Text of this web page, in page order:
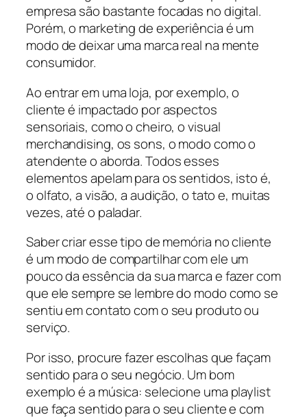
empresa são bastante focadas no digital.
Porém, o marketing de experiência é um
modo de deixar uma marca real na mente
consumidor.
Ao entrar em uma loja, por exemplo, o
cliente é impactado por aspectos
sensoriais, como o cheiro, o visual
merchandising, os sons, o modo como o
atendente o aborda. Todos esses
elementos apelam para os sentidos, isto é,
o olfato, a visão, a audição, o tato e, muitas
vezes, até o paladar.
Saber criar esse tipo de memória no cliente
é um modo de compartilhar com ele um
pouco da essência da sua marca e fazer com
que ele sempre se lembre do modo como se
sentiu em contato com o seu produto ou
serviço.
Por isso, procure fazer escolhas que façam
sentido para o seu negócio. Um bom
exemplo é a música: selecione uma playlist
que faça sentido para o seu cliente e com